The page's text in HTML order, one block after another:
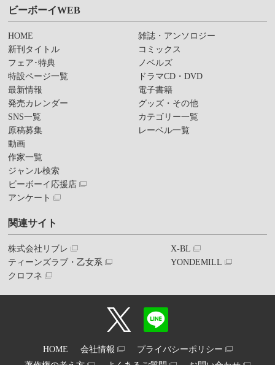
ビーボーイWEB
HOME
新刊タイトル
フェア･特典
特設ページ一覧
最新情報
発売カレンダー
SNS一覧
原稿募集
動画
作家一覧
ジャンル検索
ビーボーイ応援店
アンケート
雑誌・アンソロジー
コミックス
ノベルズ
ドラマCD・DVD
電子書籍
グッズ・その他
カテゴリー一覧
レーベル一覧
関連サイト
株式会社リブレ
ティーンズラブ・乙女系
クロフネ
X-BL
YONDEMILL
HOME 会社情報
プライバシーポリシー